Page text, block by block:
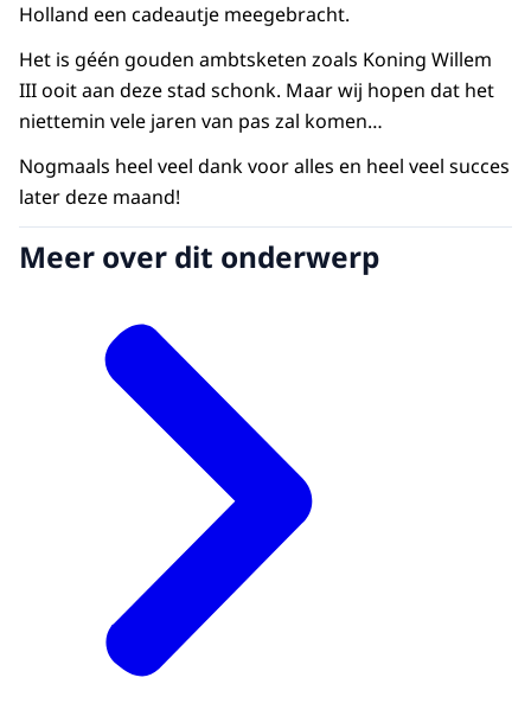
Holland een cadeautje meegebracht.
Het is géén gouden ambtsketen zoals Koning Willem
III ooit aan deze stad schonk. Maar wij hopen dat het
niettemin vele jaren van pas zal komen…
Nogmaals heel veel dank voor alles en heel veel succes
later deze maand!
Meer over dit onderwerp